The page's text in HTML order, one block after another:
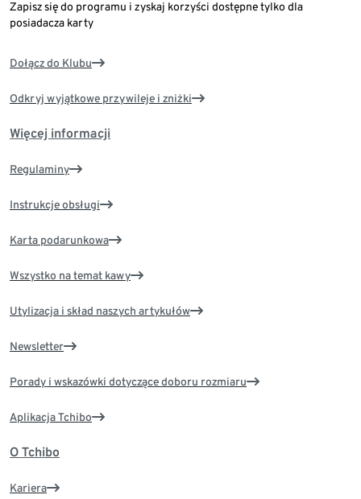
Zapisz się do programu i zyskaj korzyści dostępne tylko dla
posiadacza karty
Dołącz do Klubu
Odkryj wyjątkowe przywileje i zniżki
Więcej informacji
Regulaminy
Instrukcje obsługi
Karta podarunkowa
Wszystko na temat kawy
Utylizacja i skład naszych artykułów
Newsletter
Porady i wskazówki dotyczące doboru rozmiaru
Aplikacja Tchibo
O Tchibo
Kariera